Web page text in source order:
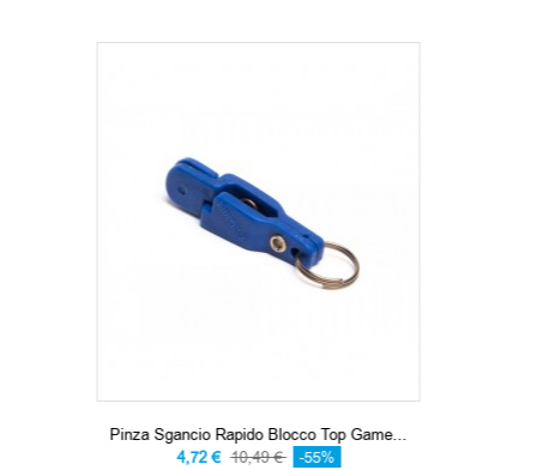
Pinza Sgancio Rapido Blocco Top Game...
4,72 € 10,49 €